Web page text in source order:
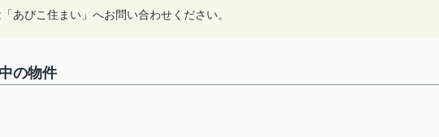
あびこ住まい」へお問い合わせください。
の物件